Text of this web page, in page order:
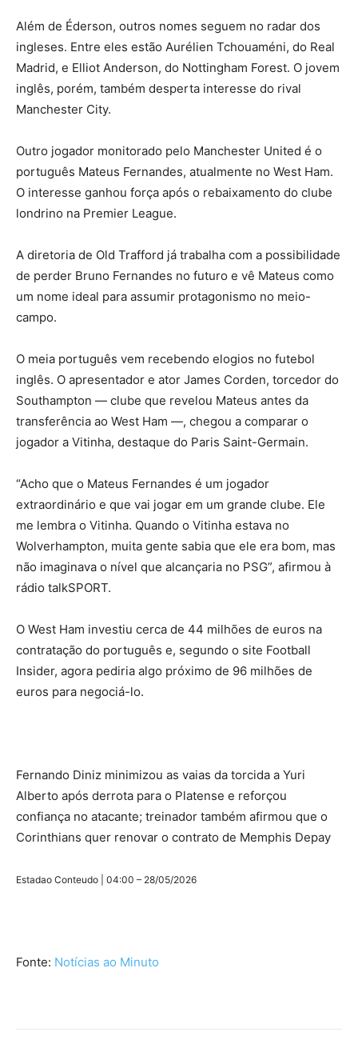
Além de Éderson, outros nomes seguem no radar dos
ingleses. Entre eles estão Aurélien Tchouaméni, do Real
Madrid, e Elliot Anderson, do Nottingham Forest. O jovem
inglês, porém, também desperta interesse do rival
Manchester City.
Outro jogador monitorado pelo Manchester United é o
português Mateus Fernandes, atualmente no West Ham.
O interesse ganhou força após o rebaixamento do clube
londrino na Premier League.
A diretoria de Old Trafford já trabalha com a possibilidade
de perder Bruno Fernandes no futuro e vê Mateus como
um nome ideal para assumir protagonismo no meio-
campo.
O meia português vem recebendo elogios no futebol
inglês. O apresentador e ator James Corden, torcedor do
Southampton — clube que revelou Mateus antes da
transferência ao West Ham —, chegou a comparar o
jogador a Vitinha, destaque do Paris Saint-Germain.
“Acho que o Mateus Fernandes é um jogador
extraordinário e que vai jogar em um grande clube. Ele
me lembra o Vitinha. Quando o Vitinha estava no
Wolverhampton, muita gente sabia que ele era bom, mas
não imaginava o nível que alcançaria no PSG”, afirmou à
rádio talkSPORT.
O West Ham investiu cerca de 44 milhões de euros na
contratação do português e, segundo o site Football
Insider, agora pediria algo próximo de 96 milhões de
euros para negociá-lo.
Fernando Diniz minimizou as vaias da torcida a Yuri
Alberto após derrota para o Platense e reforçou
confiança no atacante; treinador também afirmou que o
Corinthians quer renovar o contrato de Memphis Depay
Estadao Conteudo | 04:00 – 28/05/2026
Fonte: Notícias ao Minuto